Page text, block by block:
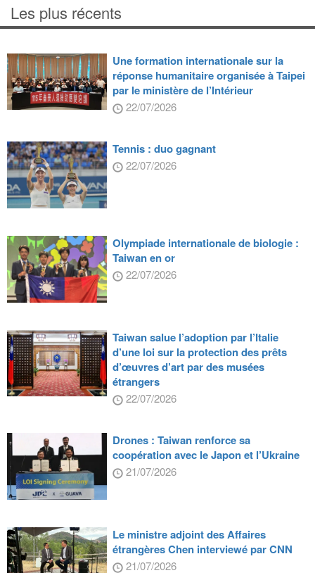
Les plus récents
Une formation internationale sur la
réponse humanitaire organisée à Taipei
par le ministère de l’Intérieur
22/07/2026
Tennis : duo gagnant
22/07/2026
Olympiade internationale de biologie :
Taiwan en or
22/07/2026
Taiwan salue l’adoption par l’Italie
d’une loi sur la protection des prêts
d’œuvres d’art par des musées
étrangers
22/07/2026
Drones : Taiwan renforce sa
coopération avec le Japon et l’Ukraine
21/07/2026
Le ministre adjoint des Affaires
étrangères Chen interviewé par CNN
21/07/2026